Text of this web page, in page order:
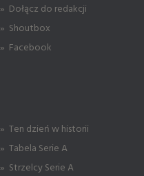
» Dołącz do redakcji
» Shoutbox
» Facebook
» Ten dzień w historii
» Tabela Serie A
» Strzelcy Serie A